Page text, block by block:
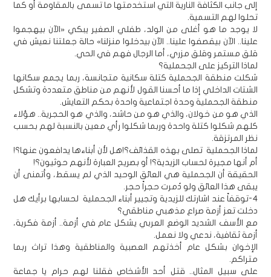
إلى جانب الكثافة النارية التي استخدمتها ما تسمى بالمقاومة أو كما
تحلوا لهم التسمية.
لا يوجد ما هو أغلى من الولد، طفلي الصغير يبكي «الآن بيهجموا
علينا.. الآن بيقصفوا علينا.. الآن بيدخلوا منزلنا» حالة جعلتنا نعيش في
قلق مستمر وقلق مزري، أما الرجال فهم في الحي.
لماذا التركيز على الجحملية؟
شكلت منطقة الجحملية كتلة سكانية متجانسة، ربما يجمع سكانها
الشتات الداخلي إذا ما أحسنا القول لأنهم من مناطق متعددة وتشكل
منطقة الجحملية وحدة اجتماعية واحدة بحكم التعايش.
الذي هو من خولان، والذي هو من حاشد، والذي هو الحجرية.. هؤلاء
كلهم شكلوا كتلة واحدة وربما شكلوا رأي معين بالنسبة لهم بحسب
نظر المرتزقة.
لماذا الجحملية تصلى بهذه القذائف؟!هل لأن أبناءها يدافعون عنها؟!
أم أنها مجيرة لحساب الزيدية؟! أو بصريح العبارة لأنهم حوثيون؟!
الحقيقة أن الجحملية هي العائق الوحيد الذي لم يسقط، وأتمنى أن
يبقى هذا العائق ولو دُمرت حجراً حجر.
4-توقفاً عند اشارتك للزيدية وتجيير أبناء الجحملية لحسابها برأيك هل
دخلت تعز أزمة صراع مذهبي مناطقي؟
مع الأسف الشديد الوضع العربي يشكل عام في أزمة.. أزمة فكرية،
أزمة ثقافية، ندعي ولا نعمل.
الإخوان بشكل عام أخذتهم العصبية والمناطقية وهذا تراث ربما
متراكم.
على سبيل المثال.. قتل أحد الأشخاص فقلنا لهم حرام يا جماعة